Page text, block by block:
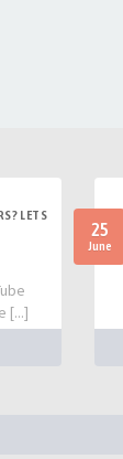
LETS
[...]
25
June